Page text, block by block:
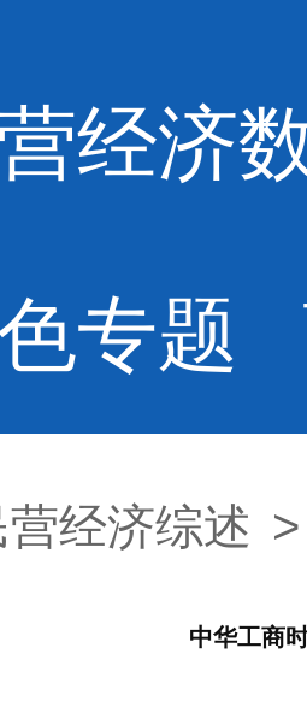
经济
专题
营经济综述 >
中华工商